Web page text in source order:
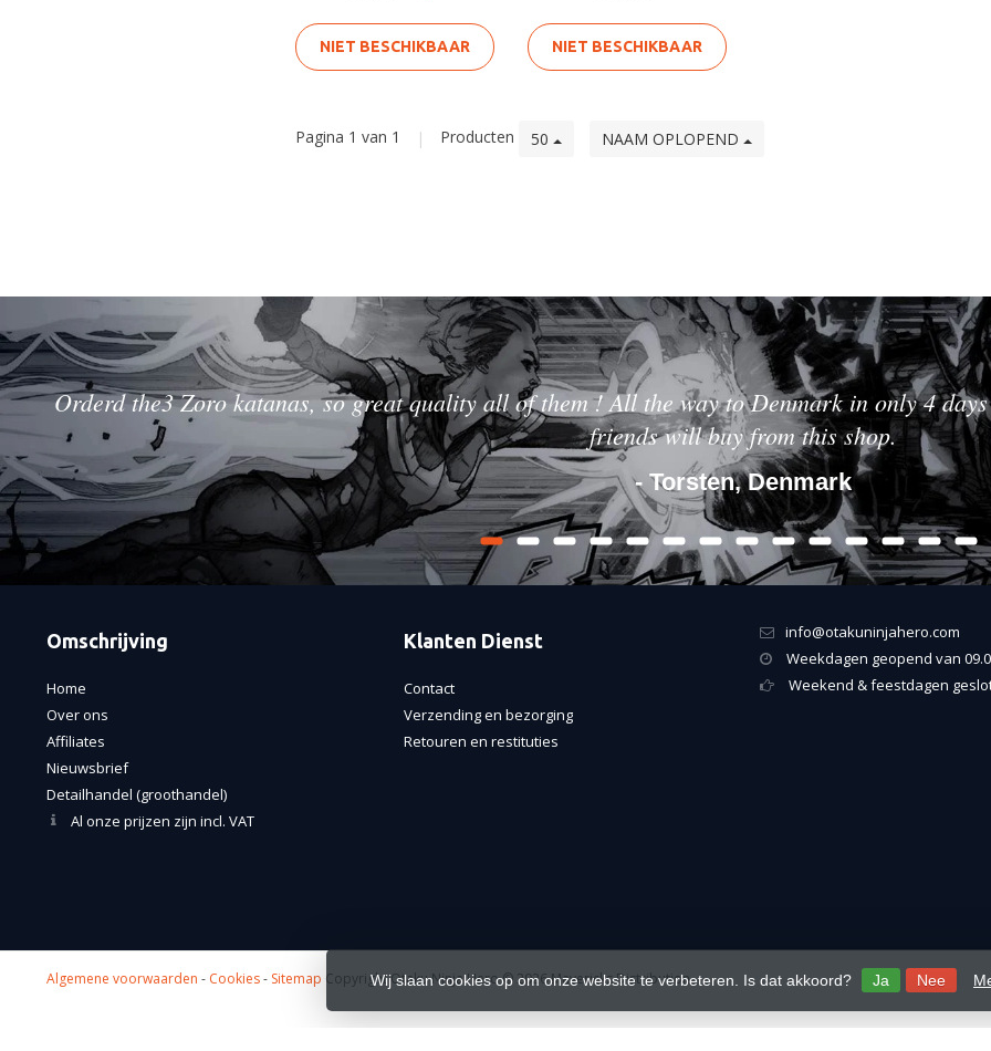
NIET BESCHIKBAAR NIET BESCHIKBAAR
Pagina 1 van 1 | Producten 50 NAAM OPLOPEND
Orderd the3 Zoro katanas, so great quality all of them ! All the way to Denmark in only 4
friends will buy from this shop.
- Torsten, Denmark
Omschrijving
Home
Over ons
Affiliates
Nieuwsbrief
Detailhandel (groothandel)
Al onze prijzen zijn incl. VAT
Klanten Dienst
Contact
Verzending en bezorging
Retouren en restituties
info@otakuninjahero.com
Weekdagen geopend van
Weekend & feestdagen
Wij slaan cookies op om onze website te verbeteren. Is dat akkoord? Ja Nee
Algemene voorwaarden - Cookies- Sitemap Copyright Otaku Ninja Hero © 2026 Mavericks Distribution